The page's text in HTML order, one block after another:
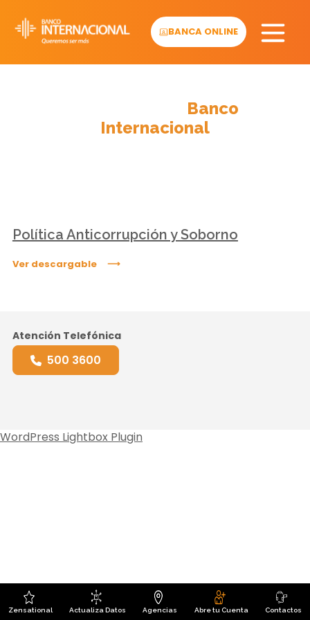
content
BANCA ONLINE
Banco
Internacional
Política Anticorrupción y Soborno
Ver descargable
Atención Telefónica
500 3600
Zensational Actualiza Datos Agencias Abre tu Cuenta Contactos
WordPress Lightbox Plugin